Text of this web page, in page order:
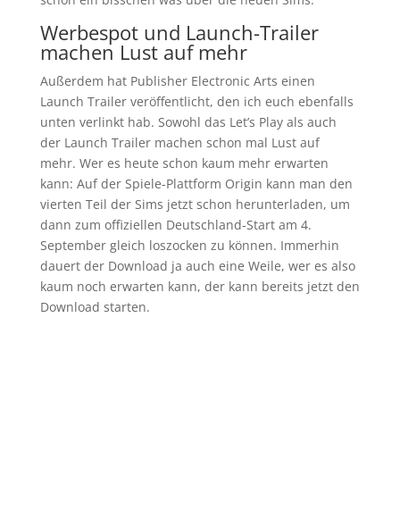
Werbespot und Launch-Trailer
machen Lust auf mehr
Außerdem hat Publisher Electronic Arts einen
Launch Trailer veröffentlicht, den ich euch ebenfalls
unten verlinkt hab. Sowohl das Let’s Play als auch
der Launch Trailer machen schon mal Lust auf
mehr. Wer es heute schon kaum mehr erwarten
kann: Auf der Spiele-Plattform Origin kann man den
vierten Teil der Sims jetzt schon herunterladen, um
dann zum offiziellen Deutschland-Start am 4.
September gleich loszocken zu können. Immerhin
dauert der Download ja auch eine Weile, wer es also
kaum noch erwarten kann, der kann bereits jetzt den
Download starten.